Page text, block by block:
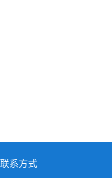
联系方式